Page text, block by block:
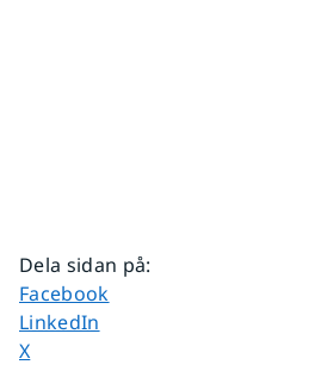
Dela sidan på:
Dela sidan på
Facebook
Dela sidan på
LinkedIn
Dela sidan på
X